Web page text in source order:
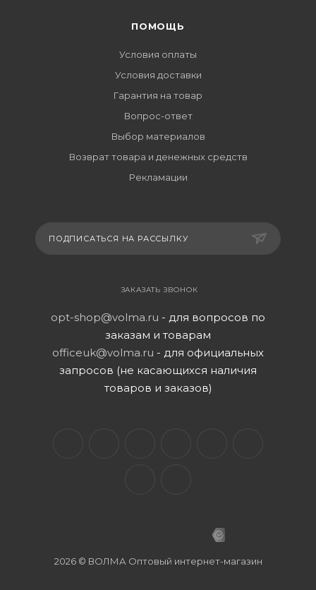
ПОМОЩЬ
Условия оплаты
Условия доставки
Гарантия на товар
Вопрос-ответ
Выбор материалов
Возврат товара и денежных средств
Рекламации
ПОДПИСАТЬСЯ НА РАССЫЛКУ
ЗАКАЗАТЬ ЗВОНОК
opt-shop@volma.ru - для вопросов по
заказам и товарам
officeuk@volma.ru - для официальных
запросов (не касающихся наличия
товаров и заказов)
2026 © ВОЛМА Оптовый интернет-магазин